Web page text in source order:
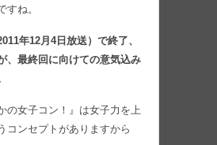
すね。
年12月4日放送）で終了、
、最終回に向けての意気込み
の女子コン！』は女子力を上
コンセプトがありますから